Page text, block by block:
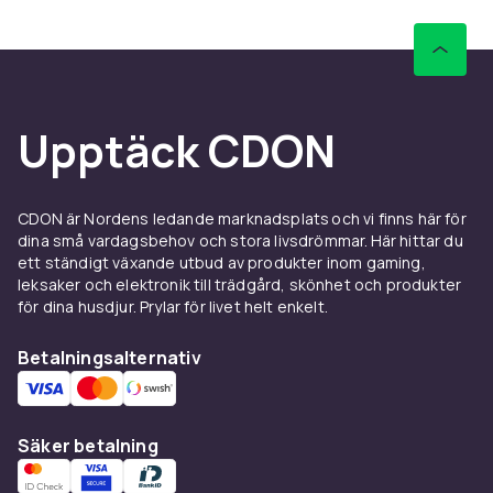
satsa på något mer glamoröst till fest.
Sminkset och paletter gör det enkelt att prova
presenter till både nybörjare och
makeupälskare.
Hudvård för alla hudtyper
skönhet. Utforska
ansiktsrengöring, serum, ansiktskräm och
solskydd anpassade för torr, fet, kombinerad
och känslig hud. Här finns trendiga segment
som koreansk hudvård liksom aktiva
Upptäck CDON
CDON är Nordens ledande marknadsplats och vi finns här för
dina små vardagsbehov och stora livsdrömmar. Här hittar du
ett ständigt växande utbud av produkter inom gaming,
leksaker och elektronik till trädgård, skönhet och produkter
för dina husdjur. Prylar för livet helt enkelt.
Betalningsalternativ
Säker betalning